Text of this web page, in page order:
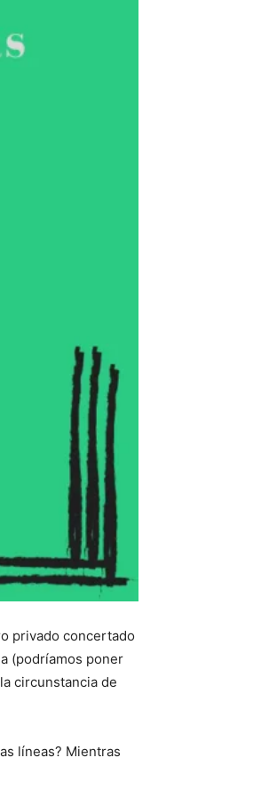
privado concertado
(podríamos poner
circunstancia de
líneas? Mientras